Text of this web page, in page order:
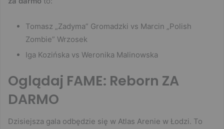
Tomasz „Zadyma” Gromadzki vs Marcin „Polish
Zombie” Wrzosek
Iga Kozińska vs Weronika Malinowska
Oglądaj FAME: Reborn ZA
DARMO
Dzisiejsza gala odbędzie się w Atlas Arenie w Łodzi. To